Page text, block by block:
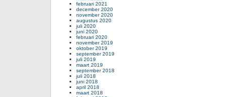
februari 2021
december 2020
november 2020
augustus 2020
juli 2020
juni 2020
februari 2020
november 2019
oktober 2019
september 2019
juli 2019
maart 2019
september 2018
juli 2018
juni 2018
april 2018
maart 2018